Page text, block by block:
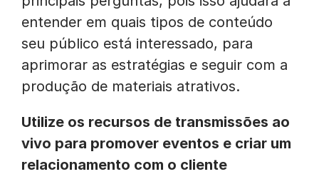
entender em quais tipos de conteúdo
seu público está interessado, para
aprimorar as estratégias e seguir com a
produção de materiais atrativos.
Utilize os recursos de transmissões ao
vivo para promover eventos e criar um
relacionamento com o cliente